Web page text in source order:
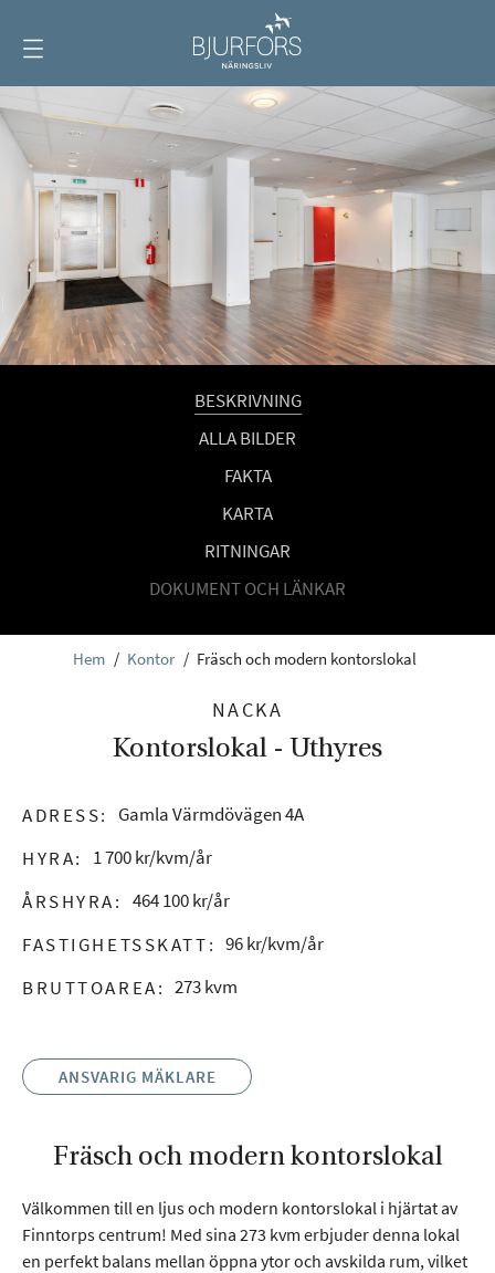
Visa
BESKRIVNING
ALLA BILDER
FAKTA
KARTA
RITNINGAR
DOKUMENT OCH LÄNKAR
Hem / Kontor / Fräsch och modern kontorslokal
NACKA
Kontorslokal - Uthyres
ADRESS:
Gamla Värmdövägen 4A
HYRA:
1 700 kr/kvm/år
ÅRSHYRA: 464 100 kr/år
FASTIGHETSSKATT: 96 kr/kvm/år
BRUTTOAREA: 273 kvm
ANSVARIG MÄKLARE
Fräsch och modern kontorslokal
Välkommen till en ljus och modern kontorslokal i hjärtat av
Finntorps centrum! Med sina 273 kvm erbjuder denna lokal
en perfekt balans mellan öppna ytor och avskilda rum, vilket
Nödvändiga
cookies låter
webbplatsen
sidnavigering
Cookies för
statistik hjälper
en